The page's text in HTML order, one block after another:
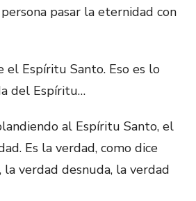
pasar la eternidad con
el Espíritu Santo. Eso es lo
del Espíritu…
al Espíritu Santo, el
Es la verdad, como dice
verdad desnuda, la verdad